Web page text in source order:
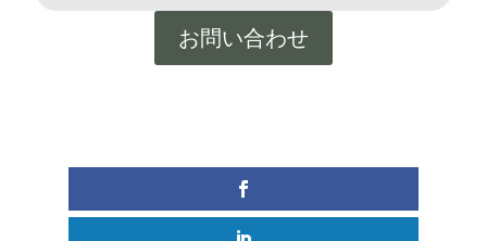
お問い合わせ